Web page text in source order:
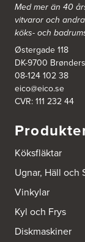
Ballingslöv
187 66 Täby
Tel.:0046-
http://
Ballingslöv
Tel.:0046-
Ballingslöv
Mölndalsvägen
412 63 Göteborg
Tel.:0046-
http://
Med mer än 40
vitvaror och
köks- och
Østergade 118
DK-9700
08-124 102 38
eico@eico.se
CVR: 111 232 44
Köksfläktar
Ugnar, Häll och
Vinkylar
Kyl och Frys
Diskmaskiner